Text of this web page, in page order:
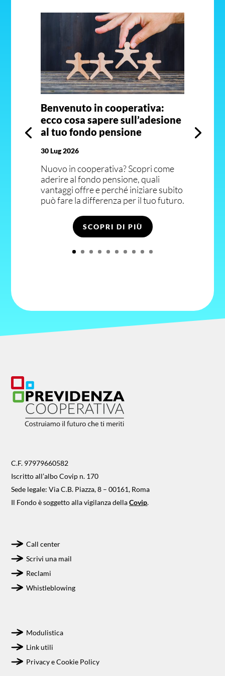
Benvenuto in cooperativa:
ecco cosa sapere sull’adesione
al tuo fondo pensione
30 Lug 2026
Nuovo in cooperativa? Scopri come
aderire al fondo pensione, quali
vantaggi offre e perché iniziare subito
può fare la differenza per il tuo futuro.
SCOPRI DI PIÙ
C.F. 97979660582
Iscritto all’albo Covip n. 170
Sede legale: Via C.B. Piazza, 8 – 00161, Roma
Il Fondo è soggetto alla vigilanza dellaCovip.
Call center
Scrivi una mail
Reclami
Whistleblowing
Modulistica
Link utili
Privacy e Cookie Policy